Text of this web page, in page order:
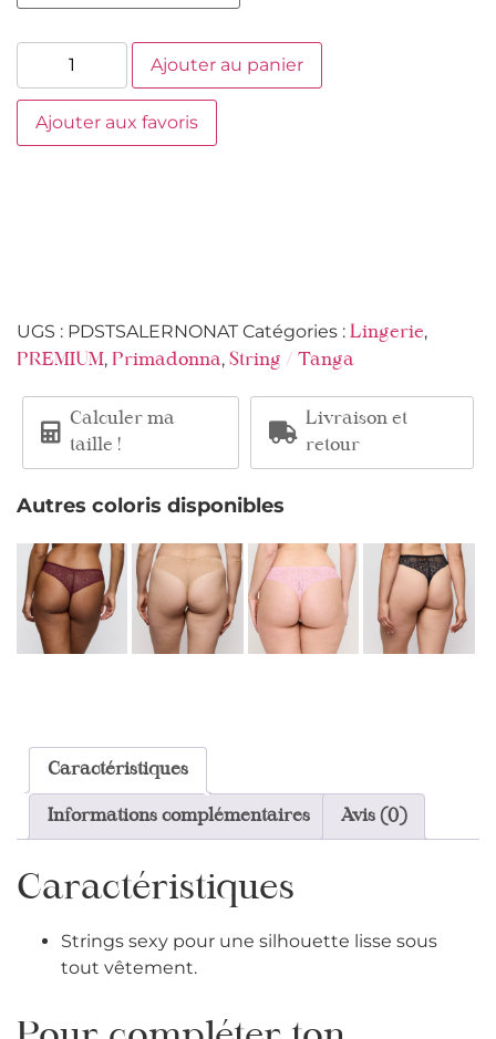
Ajouter au panier
Ajouter aux favoris
UGS : PDSTSALERNONAT Catégories : Lingerie,
PREMIUM, Primadonna, String / Tanga
Calculer ma
taille !
Livraison et
retour
Autres coloris disponibles
Caractéristiques
Informations complémentaires Avis (0)
Caractéristiques
Strings sexy pour une silhouette lisse sous
tout vêtement.